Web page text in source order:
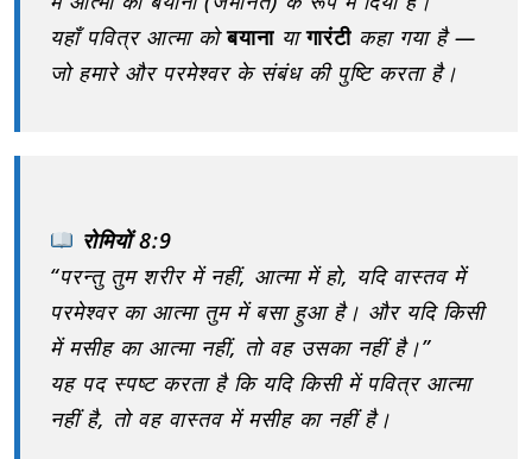
यहाँ पवित्र आत्मा कोबयाना यागारंटी कहा गया है —
जो हमारे और परमेश्वर के संबंध की पुष्टि करता है।
रोमियों 8:9
“परन्तु तुम शरीर में नहीं, आत्मा में हो, यदि वास्तव में
परमेश्वर का आत्मा तुम में बसा हुआ है। और यदि किसी
में मसीह का आत्मा नहीं, तो वह उसका नहीं है।”
यह पद स्पष्ट करता है कि यदि किसी में पवित्र आत्मा
नहीं है, तो वह वास्तव में मसीह का नहीं है।